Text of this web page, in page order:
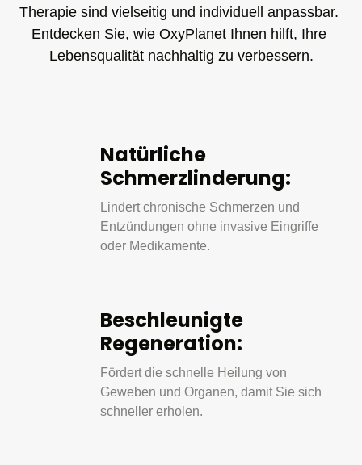
Therapie sind vielseitig und individuell anpassbar.
Entdecken Sie, wie OxyPlanet Ihnen hilft, Ihre
Lebensqualität nachhaltig zu verbessern.
Natürliche
Schmerzlinderung:
Lindert chronische Schmerzen und
Entzündungen ohne invasive Eingriffe
oder Medikamente.
Beschleunigte
Regeneration:
Fördert die schnelle Heilung von
Geweben und Organen, damit Sie sich
schneller erholen.